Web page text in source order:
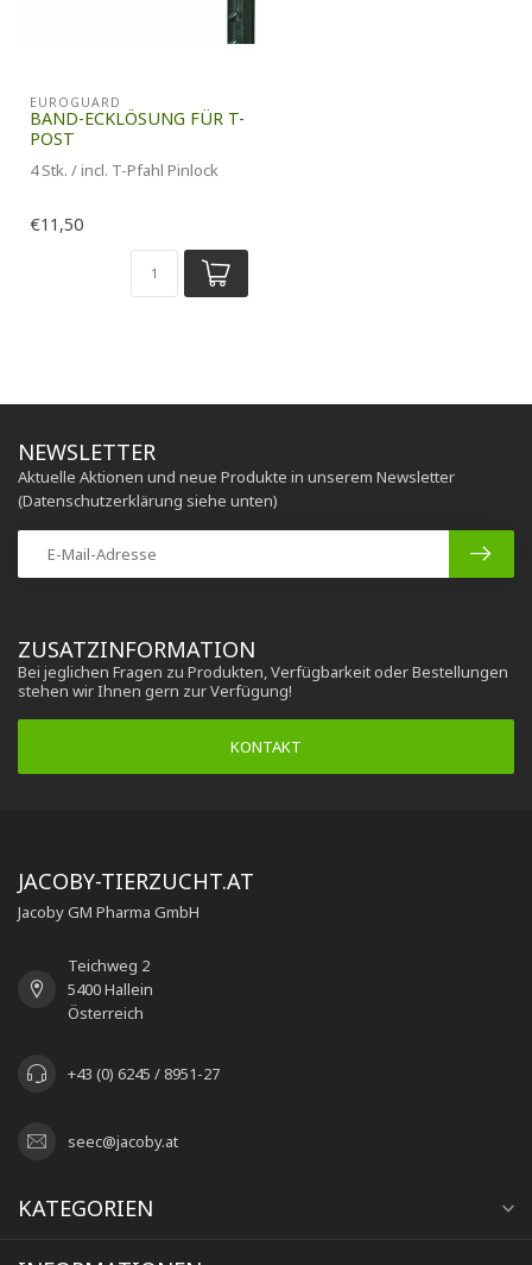
EUROGUARD
BAND-ECKLÖSUNG FÜR T-
POST
4 Stk. / incl. T-Pfahl Pinlock
€11,50
ZUSATZINFORMATION
Bei jeglichen Fragen zu Produkten, Verfügbarkeit oder Bestellungen
stehen wir Ihnen gern zur Verfügung!
KONTAKT
NEWSLETTER
Aktuelle Aktionen und neue Produkte in unserem Newsletter
(Datenschutzerklärung siehe unten)
JACOBY-TIERZUCHT.AT
Jacoby GM Pharma GmbH
Teichweg 2
5400 Hallein
Österreich
+43 (0) 6245 / 8951-27
seec@jacoby.at
KATEGORIEN